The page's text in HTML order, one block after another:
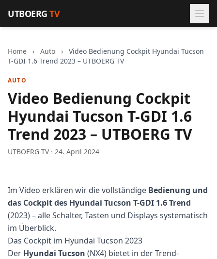
UTBOERGTV
Home › Auto ›
Video Bedienung Cockpit Hyundai Tucson
T-GDI 1.6 Trend 2023 – UTBOERG TV
AUTO
Video Bedienung Cockpit
Hyundai Tucson T-GDI 1.6
Trend 2023 – UTBOERG TV
UTBOERG TV · 24. April 2024
Im Video erklären wir die vollständige Bedienung und
das Cockpit des Hyundai Tucson T-GDI 1.6 Trend
(2023) – alle Schalter, Tasten und Displays systematisch
im Überblick.
Das Cockpit im Hyundai Tucson 2023
Der Hyundai Tucson (NX4) bietet in der Trend-